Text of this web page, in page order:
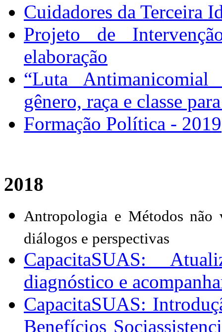
Cuidadores da Terceira
Projeto de
elaboração
“Luta
gênero, raça e classe
Formação Política - 2019
2018
Antropologia e Métodos não
diálogos e perspectivas
CapacitaSUAS:
diagnóstico e
CapacitaSUAS:
Benefícios